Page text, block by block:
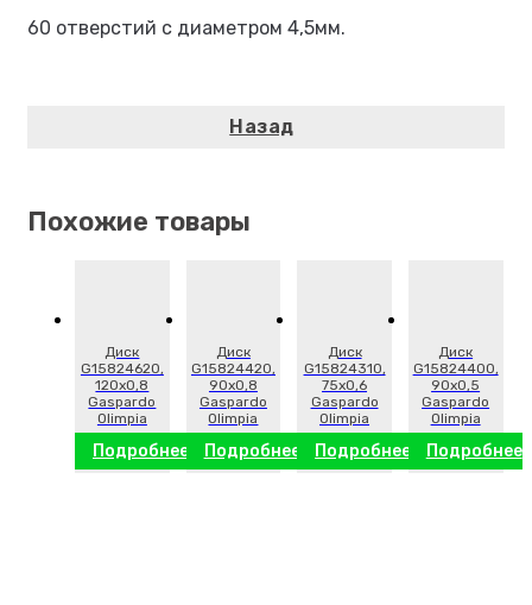
60 отверстий с диаметром 4,5мм.
Похожие товары
Диск
G15824620,
120х0,8
Gaspardo
Olimpia
Подробнее
Диск
G15824420,
90х0,8
Gaspardo
Olimpia
Подробнее
Диск
G15824310,
75х0,6
Gaspardo
Olimpia
Подробнее
Диск
G15824400,
90х0,5
Gaspardo
Olimpia
Подробнее